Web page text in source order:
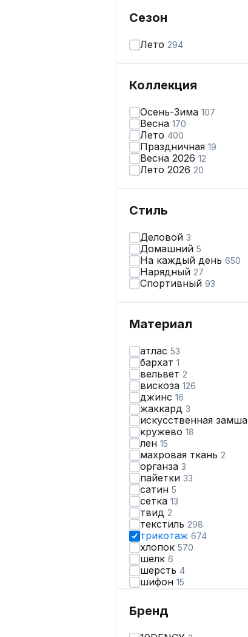
Сезон
Лето 294
Коллекция
Осень-Зима 107
Весна 170
Лето 400
Праздничная 19
Весна 2026 12
Лето 2026 20
Стиль
Деловой 3
Домашний 5
На каждый день 650
Нарядный 27
Спортивный 93
Материал
атлас 53
бархат 1
вельвет 2
вискоза 126
джинс 16
жаккард 3
искусственная замша
кружево 18
лен 15
махровая ткань 2
органза 3
пайетки 33
сатин 5
сетка 13
твид 2
текстиль 298
трикотаж 674
хлопок 570
шелк 6
шерсть 4
шифон 15
Бренд